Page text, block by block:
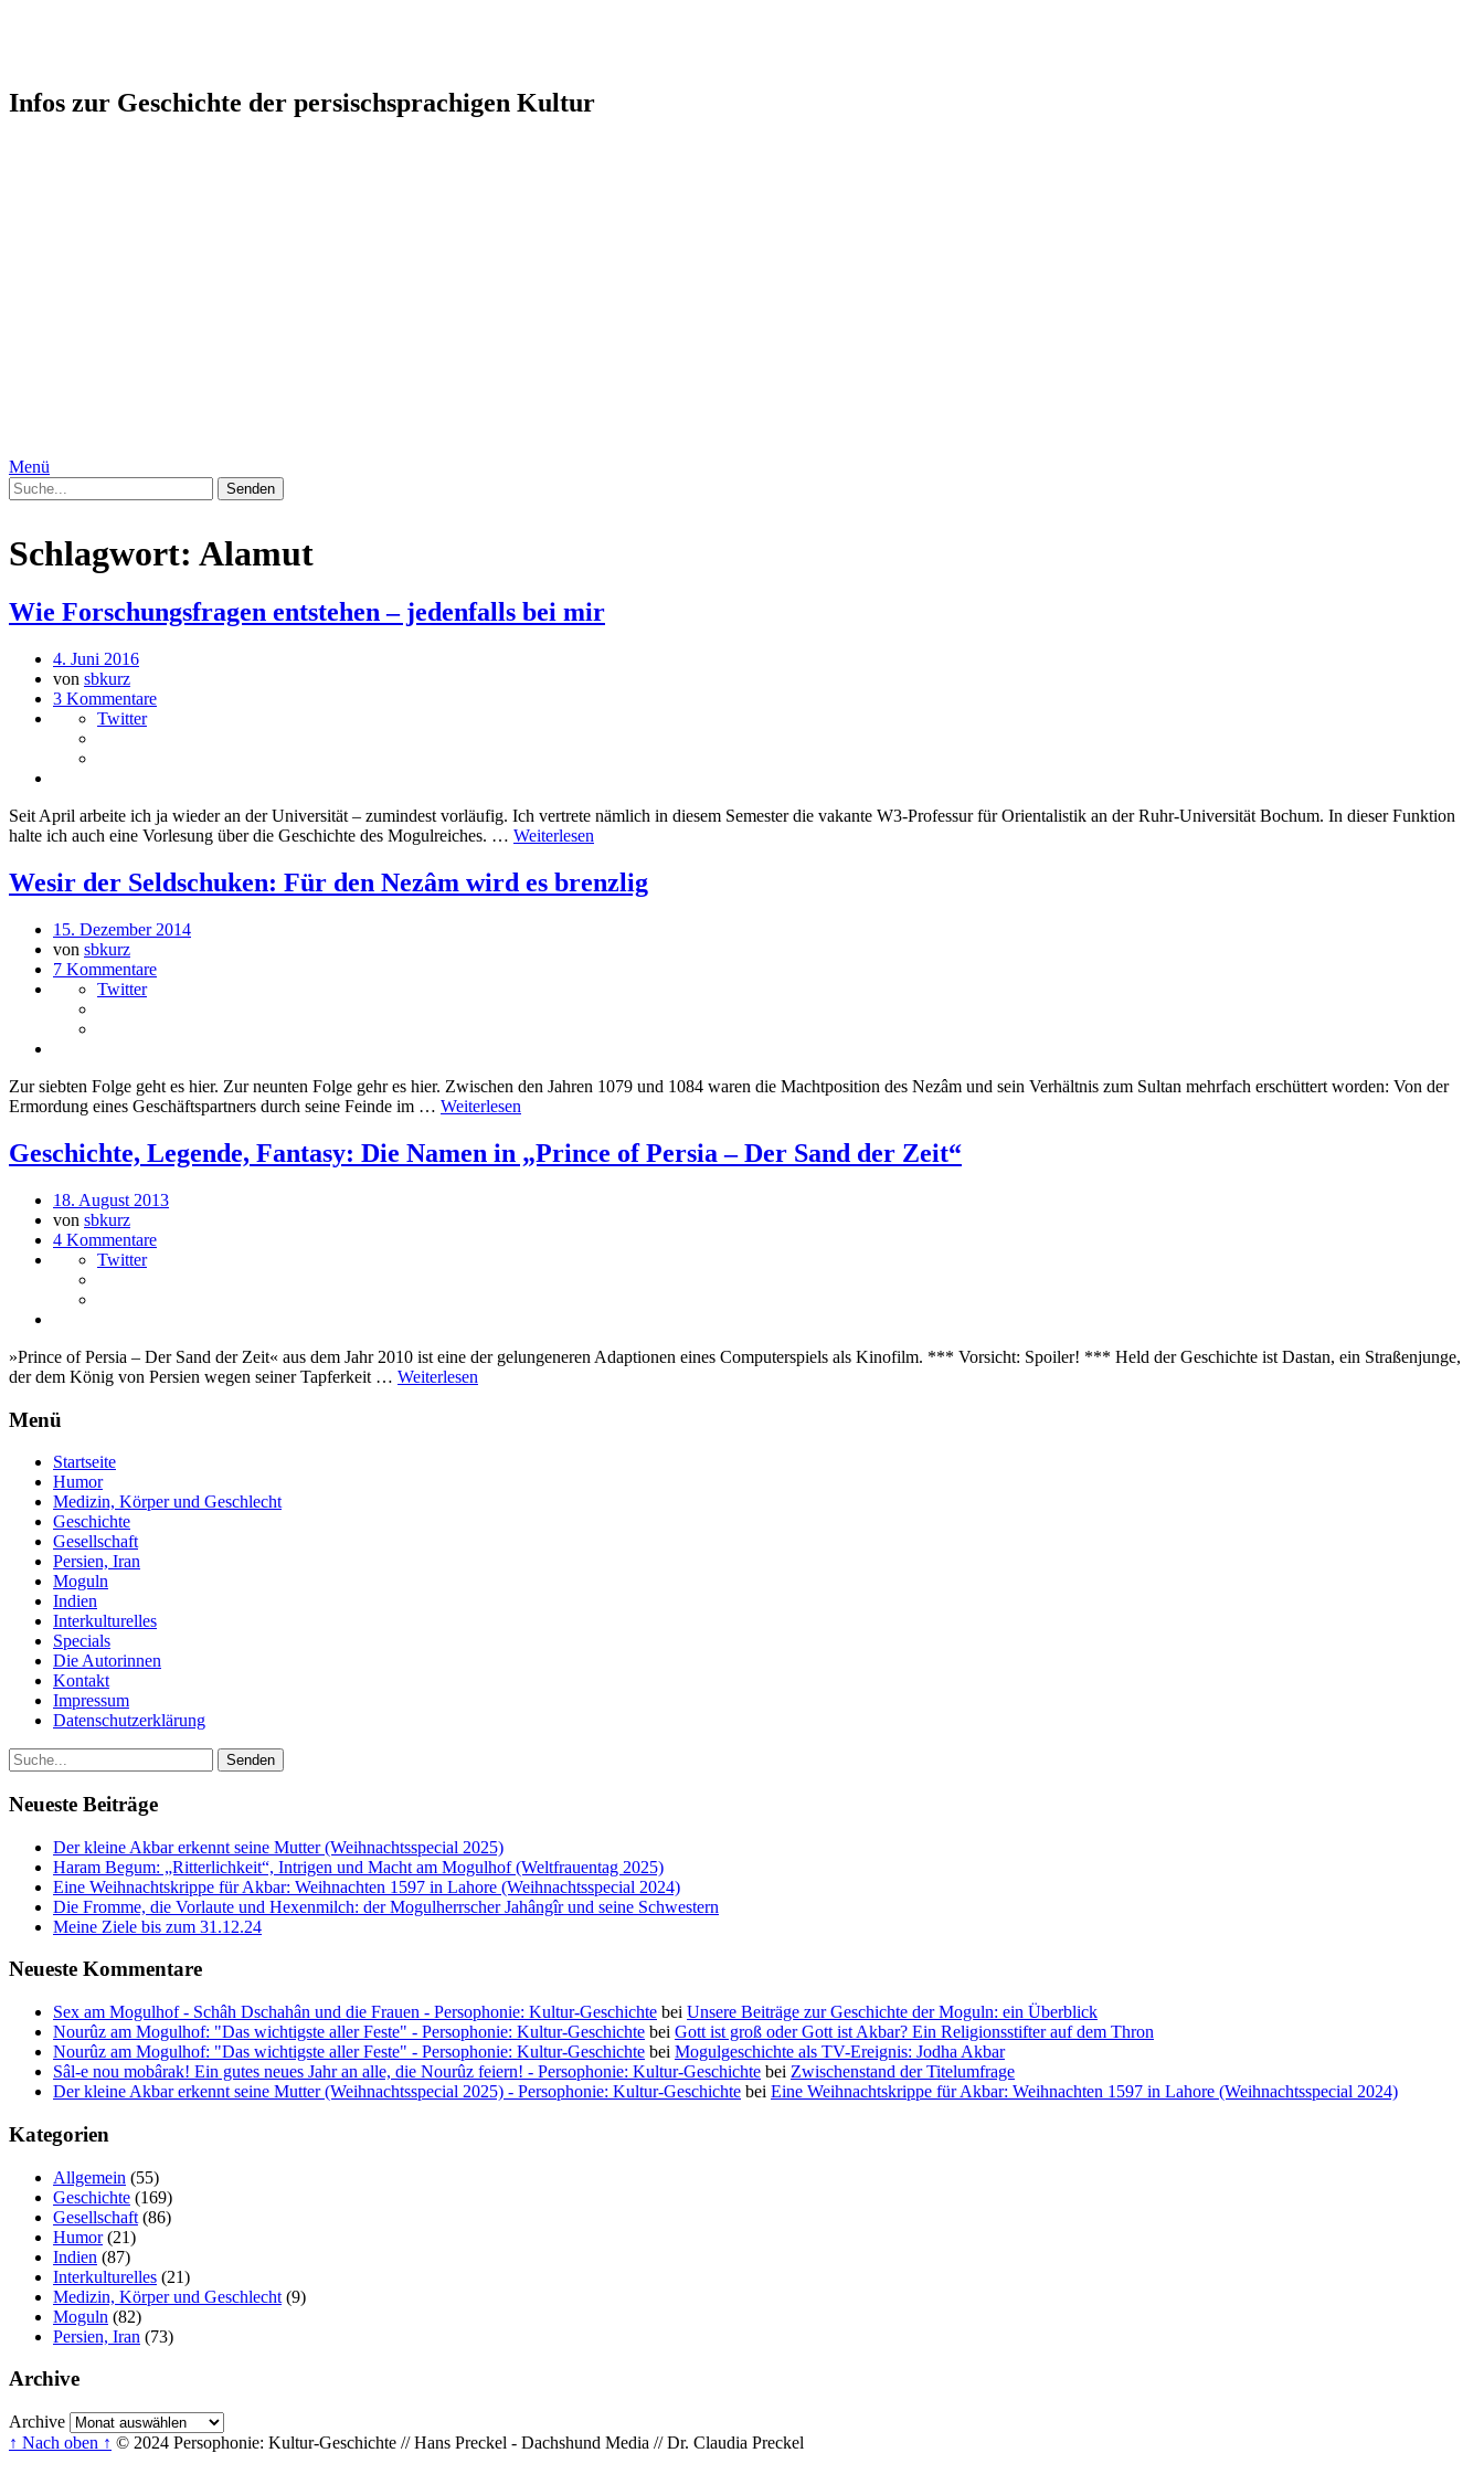
Infos zur Geschichte der persischsprachigen Kultur
Menü
Schlagwort: Alamut
Wie Forschungsfragen entstehen – jedenfalls bei mir
4. Juni 2016
von sbkurz
3 Kommentare
Twitter
Seit April arbeite ich ja wieder an der Universität – zumindest vorläufig. Ich vertrete nämlich in diesem Semester die vakante W3-Professur für Orientalistik an der Ruhr-Universität Bochum. In dieser Funktion
halte ich auch eine Vorlesung über die Geschichte des Mogulreiches. … Weiterlesen
Wesir der Seldschuken: Für den Nezâm wird es brenzlig
15. Dezember 2014
von sbkurz
7 Kommentare
Twitter
Zur siebten Folge geht es hier. Zur neunten Folge gehr es hier. Zwischen den Jahren 1079 und 1084 waren die Machtposition des Nezâm und sein Verhältnis zum Sultan mehrfach erschüttert worden: Von der
Ermordung eines Geschäftspartners durch seine Feinde im … Weiterlesen
Geschichte, Legende, Fantasy: Die Namen in „Prince of Persia – Der Sand der Zeit“
18. August 2013
von sbkurz
4 Kommentare
Twitter
»Prince of Persia – Der Sand der Zeit« aus dem Jahr 2010 ist eine der gelungeneren Adaptionen eines Computerspiels als Kinofilm. *** Vorsicht: Spoiler! *** Held der Geschichte ist Dastan, ein Straßenjunge,
der dem König von Persien wegen seiner Tapferkeit … Weiterlesen
Menü
Startseite
Humor
Medizin, Körper und Geschlecht
Geschichte
Gesellschaft
Persien, Iran
Moguln
Indien
Interkulturelles
Specials
Die Autorinnen
Kontakt
Impressum
Datenschutzerklärung
Neueste Beiträge
Der kleine Akbar erkennt seine Mutter (Weihnachtsspecial 2025)
Haram Begum: „Ritterlichkeit“, Intrigen und Macht am Mogulhof (Weltfrauentag 2025)
Eine Weihnachtskrippe für Akbar: Weihnachten 1597 in Lahore (Weihnachtsspecial 2024)
Die Fromme, die Vorlaute und Hexenmilch: der Mogulherrscher Jahângîr und seine Schwestern
Meine Ziele bis zum 31.12.24
Neueste Kommentare
Sex am Mogulhof - Schâh Dschahân und die Frauen - Persophonie: Kultur-Geschichte bei Unsere Beiträge zur Geschichte der Moguln: ein Überblick
Nourûz am Mogulhof: "Das wichtigste aller Feste" - Persophonie: Kultur-Geschichte bei Gott ist groß oder Gott ist Akbar? Ein Religionsstifter auf dem Thron
Nourûz am Mogulhof: "Das wichtigste aller Feste" - Persophonie: Kultur-Geschichte bei Mogulgeschichte als TV-Ereignis: Jodha Akbar
Sâl-e nou mobârak! Ein gutes neues Jahr an alle, die Nourûz feiern! - Persophonie: Kultur-Geschichte bei Zwischenstand der Titelumfrage
Der kleine Akbar erkennt seine Mutter (Weihnachtsspecial 2025) - Persophonie: Kultur-Geschichte bei Eine Weihnachtskrippe für Akbar: Weihnachten 1597 in Lahore (Weihnachtsspecial 2024)
Kategorien
Allgemein (55)
Geschichte (169)
Gesellschaft (86)
Humor(21)
Indien (87)
Interkulturelles (21)
Medizin, Körper und Geschlecht (9)
Moguln (82)
Persien, Iran (73)
Archive
Archive
↑ Nach oben ↑ © 2024 Persophonie: Kultur-Geschichte // Hans Preckel - Dachshund Media // Dr. Claudia Preckel